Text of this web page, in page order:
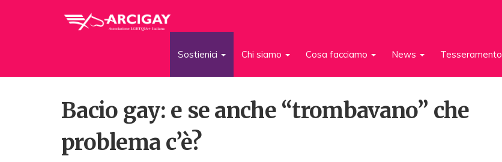
Sostienici Chi siamo Cosa facciamo News Tesseramento
Bacio gay: e se anche “trombavano” che
problema c’è?